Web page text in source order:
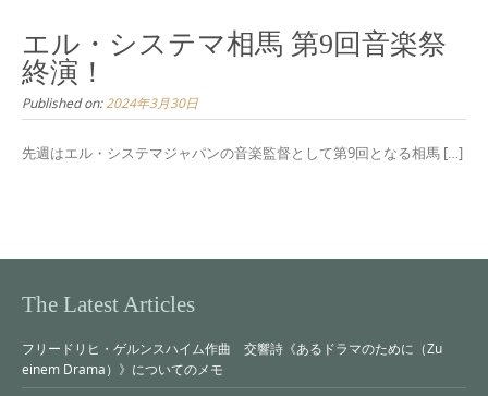
エル・システマ相馬 第9回音楽祭
終演！
Published on:2024年3月30日
先週はエル・システマジャパンの音楽監督として第9回となる相馬 […]
The Latest Articles
フリードリヒ・ゲルンスハイム作曲 交響詩《あるドラマのために（Zu
einem Drama）》についてのメモ